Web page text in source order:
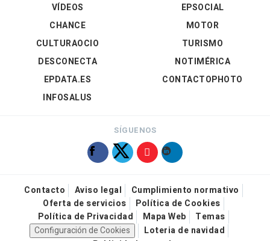
VÍDEOS
EPSOCIAL
CHANCE
CULTURAOCIO
DESCONECTA
EPDATA.ES
INFOSALUS
MOTOR
TURISMO
NOTIMÉRICA
CONTACTOPHOTO
SÍGUENOS
Contacto Aviso legal
Cumplimiento normativo
Oferta de servicios
Política de Cookies
Política de Privacidad
Mapa Web
Temas
Configuración de Cookies
Loteria de navidad